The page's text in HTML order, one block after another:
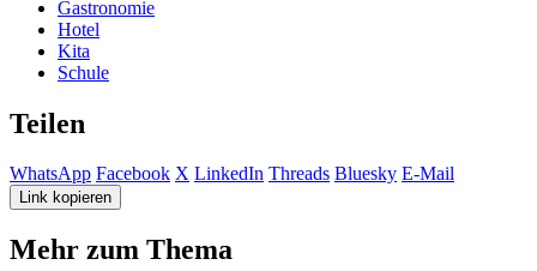
Gastronomie
Hotel
Kita
Schule
Teilen
WhatsApp Facebook X LinkedIn Threads Bluesky E-Mail
Link kopieren
Mehr zum Thema